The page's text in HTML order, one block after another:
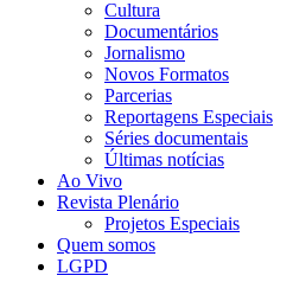
Cultura
Documentários
Jornalismo
Novos Formatos
Parcerias
Reportagens Especiais
Séries documentais
Últimas notícias
Ao Vivo
Revista Plenário
Projetos Especiais
Quem somos
LGPD